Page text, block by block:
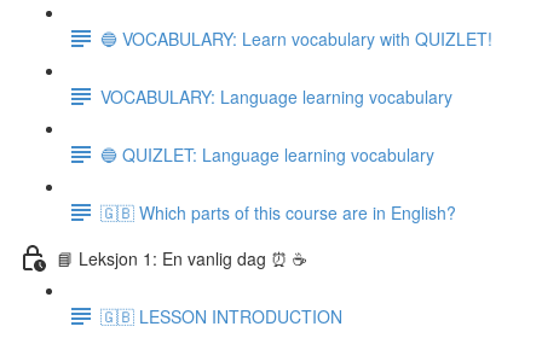
🔵 VOCABULARY: Learn vocabulary with QUIZLET!
VOCABULARY: Language learning vocabulary
🔵 QUIZLET: Language learning vocabulary
🇬🇧 Which parts of this course are in English?
📘 Leksjon 1: En vanlig dag ⏰ ☕️
🇬🇧 LESSON INTRODUCTION